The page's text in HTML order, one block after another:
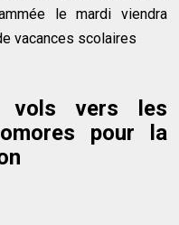
le mardi viendra
vacances scolaires
vols vers les
pour la